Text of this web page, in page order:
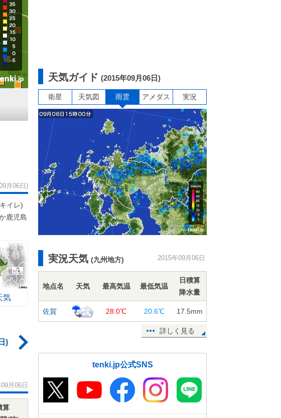
月06日)
イレ)
鹿児島
気
)
月06日
算
天気ガイド (2015年09月06日)
衛星 天気図 雨雲 アメダス 実況
実況天気 (九州地方) 2015年09月06日
地点名 天気 最高気温 最低気温
日積算
降水量
佐賀 28.0℃ 20.6℃ 17.5mm
詳しく見る
tenki.jp公式SNS